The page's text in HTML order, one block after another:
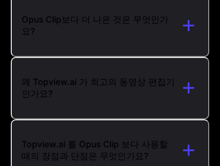
Opus Clip보다 더 나은 것은 무엇인가
요?
왜 Topview.ai 가 최고의 동영상 편집기
인가요?
Topview.ai 를 Opus Clip 보다 사용할
때의 장점과 단점은 무엇인가요?